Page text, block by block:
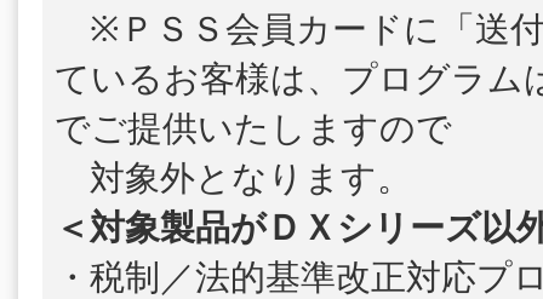
※ＰＳＳ会員カードに「送
ているお客様は、プログラム
でご提供いたしますので
対象外となります。
＜対象製品がＤＸシリーズ以
・税制／法的基準改正対応プ